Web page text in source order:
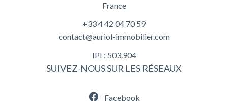
France
+33 4 42 04 70 59
contact@auriol-immobilier.com
IPI : 503.904
SUIVEZ-NOUS SUR LES RÉSEAUX
Facebook